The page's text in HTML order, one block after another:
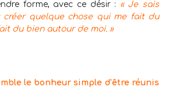
forme, avec ce désir : « Je sais
créer quelque chose qui me fait du
du bien autour de moi. »
le bonheur simple d’être réunis